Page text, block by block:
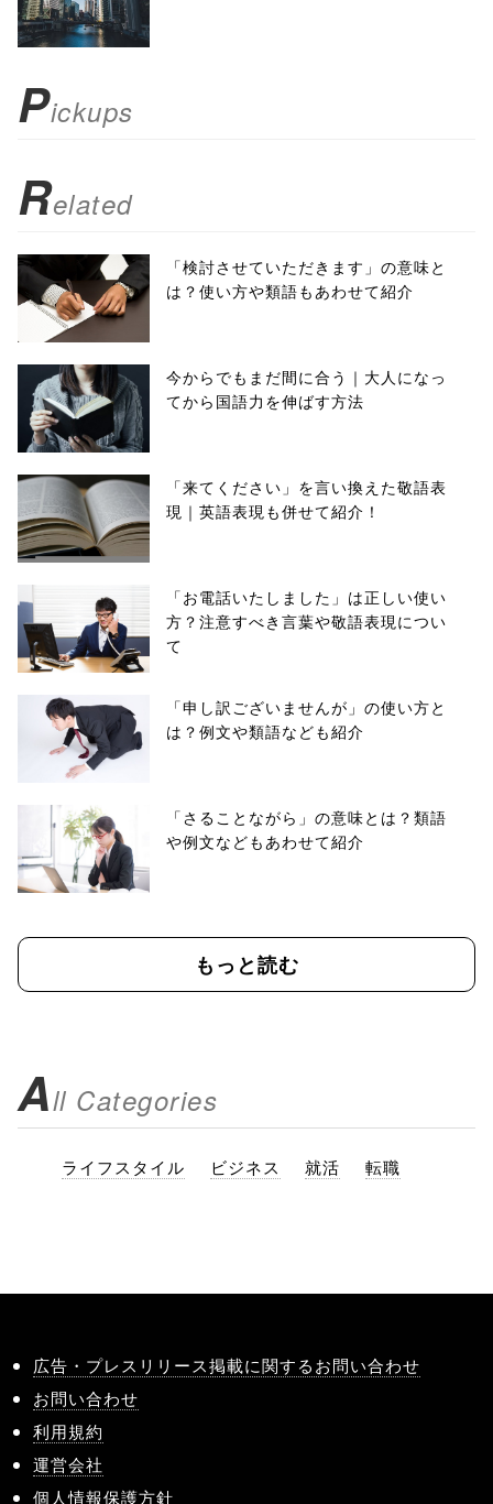
scrollbars=yes'
false;"> シェア
Pickups
Related
「検討させていただきます」の意味と
は？使い方や類語もあわせて紹介
今からでもまだ間に合う｜大人になっ
てから国語力を伸ばす方法
「来てください」を言い換えた敬語表
現｜英語表現も併せて紹介！
「お電話いたしました」は正しい使い
方？注意すべき言葉や敬語表現につい
て
「申し訳ございませんが」の使い方と
は？例文や類語なども紹介
「さることながら」の意味とは？類語
や例文などもあわせて紹介
もっと読む
All Categories
ライフスタイル ビジネス 就活 転職
広告・プレスリリース掲載に関するお問い合わせ
お問い合わせ
利用規約
運営会社
個人情報保護方針